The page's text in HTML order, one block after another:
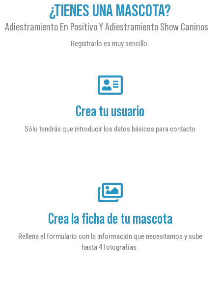
¿TIENES UNA MASCOTA?
Adiestramiento En Positivo Y Adiestramiento Show Caninos
Registrarlo es muy sencillo.
Crea tu usuario
Sólo tendrás que introducir los datos básicos para contacto
Crea la ficha de tu mascota
Rellena el formulario con la información que necesitamos y sube
hasta 4 fotografías.